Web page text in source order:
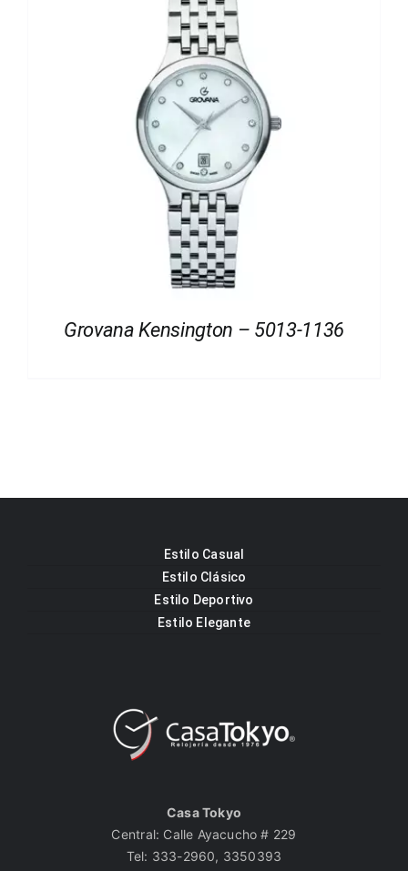
Grovana Kensington – 5013-1136
Estilo Casual
Estilo Clásico
Estilo Deportivo
Estilo Elegante
Casa Tokyo
Central: Calle Ayacucho # 229
Tel: 333-2960, 3350393